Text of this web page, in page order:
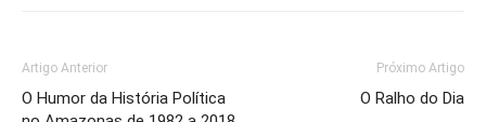
Artigo Anterior
O Humor da História Política
Próximo Artigo
O Ralho do Dia